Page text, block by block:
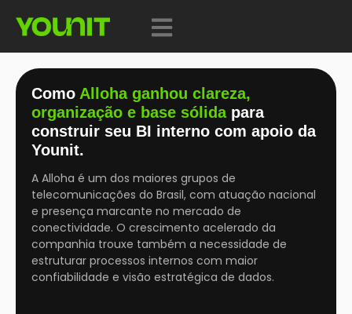
Como Alloha ganhou clareza,
organização e base sólidapara
construir seu BI interno com apoio da
Younit.
A Alloha é um dos maiores grupos de
telecomunicações do Brasil, com atuação nacional
e presença marcante no mercado de
conectividade. O crescimento acelerado da
companhia trouxe também a necessidade de
estruturar processos internos com maior
confiabilidade e visão estratégica de dados.